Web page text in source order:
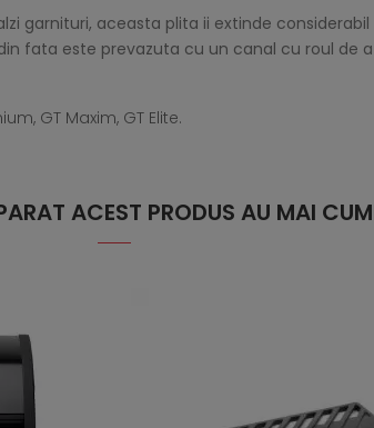
garnituri, aceasta plita ii extinde
fata este prevazuta cu un canal cu roul de
GT Maxim, GT Elite.
ACEST PRODUS AU MAI